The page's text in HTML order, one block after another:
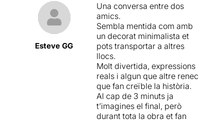
Teatre.
Una proposta en definitiva,
que recomanem de totes
totes.
Per veure la ressenya
original, només cal clicar en
aquestENLLAÇ
Esteve GG
Una conversa entre dos
amics.
Sembla mentida com amb
un decorat minimalista et
pots transportar a altres
llocs.
Molt divertida, expressions
reals i algun que altre renec
que fan creïble la història.
Al cap de 3 minuts ja
t’imagines el final, però
durant tota la obra et fan